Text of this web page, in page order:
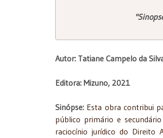
Autor: Tatiane Campelo da
Editora: Mizuno, 2021
Sinópse: Esta obra contribui
público primário e
raciocínio jurídico do Direito